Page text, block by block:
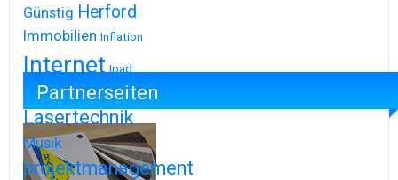
Günstig Herford
Immobilien Inflation
Internet Ipad
Iphone
Lasertechnik
Musik
projektmanagement
Partnerseiten